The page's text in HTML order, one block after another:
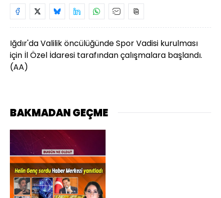
Iğdır'da Valilik öncülüğünde Spor Vadisi kurulması
için İl Özel İdaresi tarafından çalışmalara başlandı.
(AA)
BAKMADAN GEÇME